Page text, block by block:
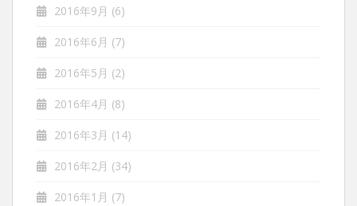
2016年9月 (6)
2016年6月 (7)
2016年5月 (2)
2016年4月 (8)
2016年3月 (14)
2016年2月 (34)
2016年1月 (7)